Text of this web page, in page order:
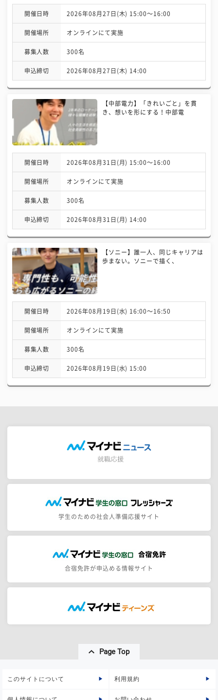
開催日時 2026年08月27日(木) 15:00〜16:00
開催場所 オンラインにて実施
募集人数 300名
申込締切 2026年08月27日(木) 14:00
【中部電力】「きれいごと」を貫
き、想いを形にする！中部電
開催日時 2026年08月31日(月) 15:00〜16:00
開催場所 オンラインにて実施
募集人数 300名
申込締切 2026年08月31日(月) 14:00
【ソニー】誰一人、同じキャリアは
歩まない。ソニーで描く、
開催日時 2026年08月19日(水) 16:00〜16:50
開催場所 オンラインにて実施
募集人数 300名
申込締切 2026年08月19日(水) 15:00
学生のための社会人準備応援サイト
合宿免許が申込める情報サイト
Page Top
このサイトについて 利用規約